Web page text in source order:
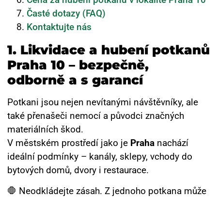
Časté dotazy (FAQ)
Kontaktujte nás
1. Likvidace a hubení potkanů
Praha 10 – bezpečně,
odborně a s garancí
Potkani jsou nejen nevítanými návštěvníky, ale
také přenašeči nemocí a původci značných
materiálních škod.
V městském prostředí jako je Praha nachází
ideální podmínky – kanály, sklepy, vchody do
bytových domů, dvory i restaurace.
🛑 Neodkládejte zásah. Z jednoho potkana může